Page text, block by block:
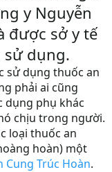
y Nguyễn
được sở y tế
sử dụng.
sử dụng thuốc an
phải ai cũng
dụng phụ khác
chịu trong người.
loại thuốc an
hoàn) một
Cung Trúc Hoàn.